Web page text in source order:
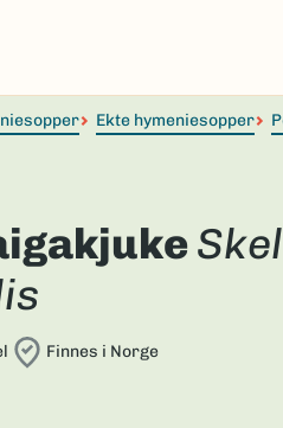
Ekte hymeniesopper
Finnes i Norge